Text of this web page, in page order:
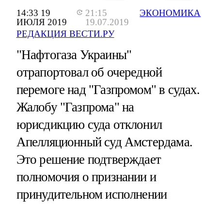
14:33 19
ИЮЛЯ 2019
21:15
19.07.2019
РЕДАКЦИЯ ВЕСТИ.РУ
ЭКОНОМИКА
"Нафтогаза Украины"
отрапортовал об очередной
перемоге над "Газпромом" в судах.
Жалобу "Газпрома" на
юрисдикцию суда отклонил
Апелляционный суд Амстердама.
Это решение подтверждает
полномочия о признании и
принудительном исполнении